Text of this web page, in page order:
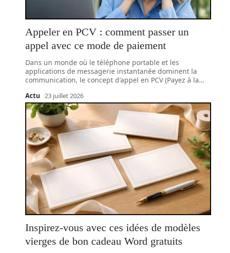
Appeler en PCV : comment passer un
appel avec ce mode de paiement
Dans un monde où le téléphone portable et les
applications de messagerie instantanée dominent la
communication, le concept d'appel en PCV (Payez à la…
Actu 23 juillet 2026
Inspirez-vous avec ces idées de modèles
vierges de bon cadeau Word gratuits